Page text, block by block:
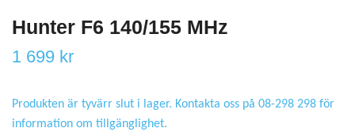
Hunter F6 140/155 MHz
1 699 kr
Produkten är tyvärr slut i lager. Kontakta oss på 08-298 298 för
information om tillgänglighet.